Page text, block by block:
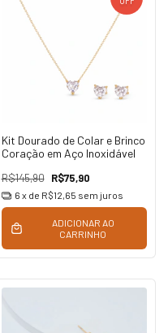
Kit Dourado de Colar e Brinco
Coração em Aço Inoxidável
R$145,90 R$75,90
6 x de R$12,65 sem juros
ADICIONAR AO
CARRINHO